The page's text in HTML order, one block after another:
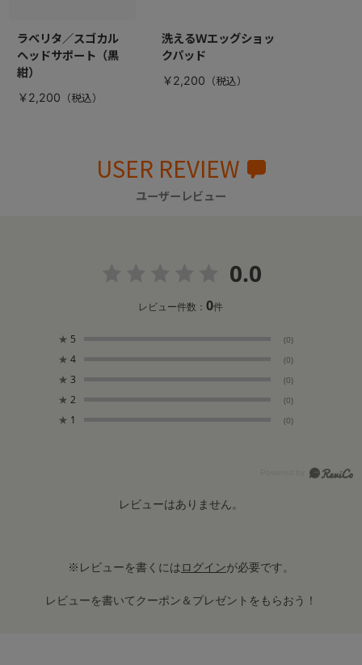
ラベリタ／スゴカル
ヘッドサポート（黒
紺）
￥2,200
洗えるＷエッグショッ
クパッド
￥2,200
USER REVIEW
ユーザーレビュー
0.0
レビュー件数：0件
★ 5 (0)
★ 4 (0)
★ 3 (0)
★ 2 (0)
★ 1 (0)
レビューはありません。
※レビューを書くにはログインが必要です。
レビューを書いてクーポン＆プレゼントをもらおう！